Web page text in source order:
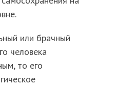
или брачный
человека
то его